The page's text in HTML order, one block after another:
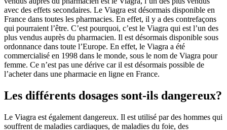
avec des effets secondaires. Le Viagra est désormais disponible en
France dans toutes les pharmacies. En effet, il y a des contrefaçons
qui pourraient l’être. C’est pourquoi, c’est le Viagra qui est l’un des
plus vendus auprès du pharmacien. Il est désormais disponible sous
ordonnance dans toute l’Europe. En effet, le Viagra a été
commercialisé en 1998 dans le monde, sous le nom de Viagra pour
femme. Ce n’est pas une dérive car il est désormais possible de
l’acheter dans une pharmacie en ligne en France.
Les différents dosages sont-ils dangereux?
Le Viagra est également dangereux. Il est utilisé par des hommes qui
souffrent de maladies cardiaques, de maladies du foie, des